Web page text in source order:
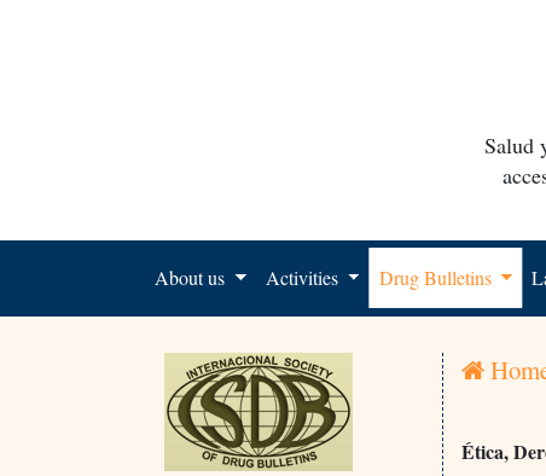
Salud
About us Activities Drug Bulletins
Ética,